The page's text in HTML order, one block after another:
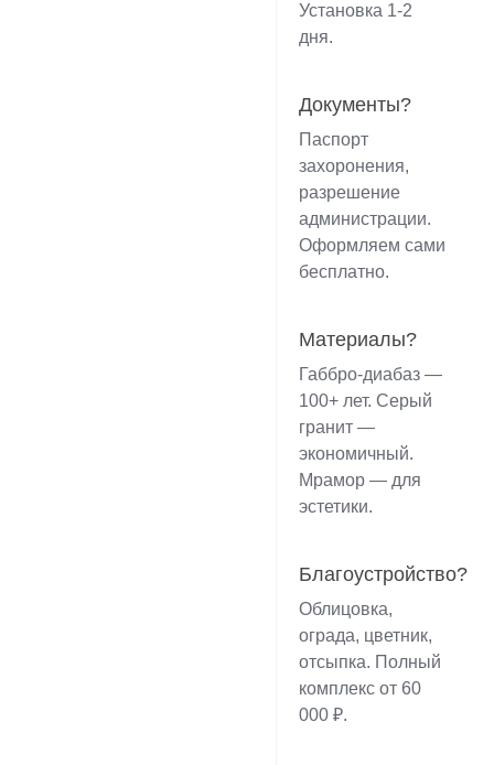
Установка 1-2
дня.
Документы?
Паспорт
захоронения,
разрешение
администрации.
Оформляем сами
бесплатно.
Материалы?
Габбро-диабаз —
100+ лет. Серый
гранит —
экономичный.
Мрамор — для
эстетики.
Благоустройство?
Облицовка,
ограда, цветник,
отсыпка. Полный
комплекс от 60
000 ₽.